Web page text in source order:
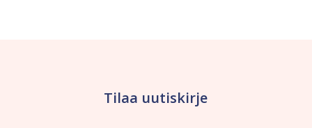
Tilaa uutiskirje